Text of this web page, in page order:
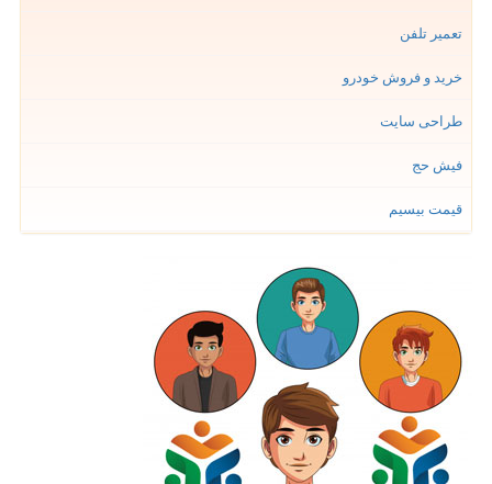
تعمیر تلفن
خرید و فروش خودرو
طراحی سایت
فیش حج
قیمت بیسیم